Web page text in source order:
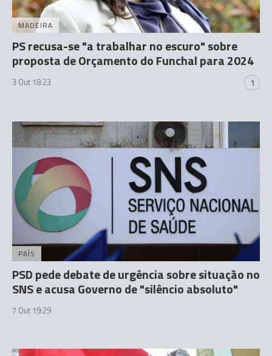
MADEIRA
PS recusa-se "a trabalhar no escuro" sobre
proposta de Orçamento do Funchal para 2024
3 Out 18:23 1
PAÍS
PSD pede debate de urgência sobre situação no
SNS e acusa Governo de "silêncio absoluto"
7 Out 19:29